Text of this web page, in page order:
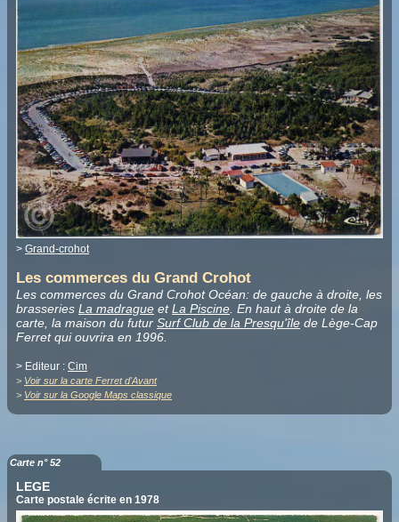
> Grand-crohot
Les commerces du Grand Crohot
Les commerces du Grand Crohot Océan: de gauche à droite, les
brasseries La madrague etLa Piscine. En haut à droite de la
carte, la maison du futur Surf Club de la Presqu'île de Lège-Cap
Ferret qui ouvrira en 1996.
> Editeur : Cim
> Voir sur la carte Ferret d'Avant
> Voir sur la Google Maps classique
Carte n° 52
LEGE
Carte postale écrite en 1978